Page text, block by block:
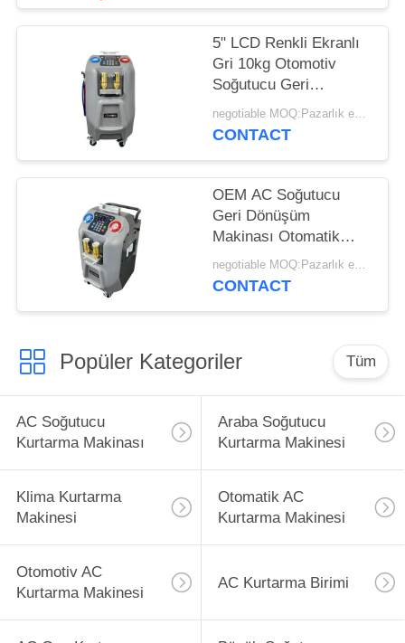
5" LCD Renkli Ekranlı
Gri 10kg Otomotiv
Soğutucu Geri
Kazanım Makinesi
negotiable MOQ:Pazarlık edilebilir
CONTACT
OEM AC Soğutucu
Geri Dönüşüm
Makinası Otomatik
Soğutucu Geri
Dönüşüm Makinası
negotiable MOQ:Pazarlık edilebilir
CONTACT
Popüler Kategoriler Tüm
AC Soğutucu
Kurtarma Makinası
Araba Soğutucu
Kurtarma Makinesi
Klima Kurtarma
Makinesi
Otomatik AC
Kurtarma Makinesi
Otomotiv AC
Kurtarma Makinesi
AC Kurtarma Birimi